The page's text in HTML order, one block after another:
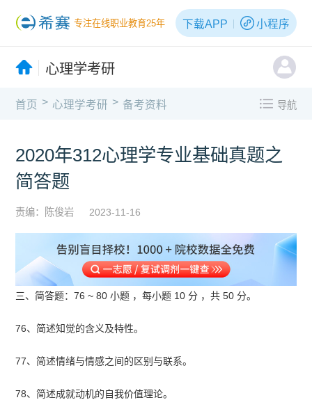
专注在线职业教育25年 下载APP 小程序
心理学考研
首页 > 心理学考研 > 备考资料 导航
2020年312心理学专业基础真题之
简答题
责编：陈俊岩 2023-11-16
三、简答题：76 ~ 80 小题 ，每小题 10 分 ，共 50 分。
76、简述知觉的含义及特性。
77、简述情绪与情感之间的区别与联系。
78、简述成就动机的自我价值理论。